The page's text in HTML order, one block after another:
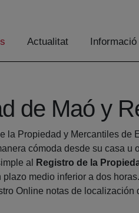
Actualitat
de Maó y
Propiedad y Mercantiles de
cómoda desde su casa u
al
Registro de la
medio inferior a dos horas.
Online notas de localización